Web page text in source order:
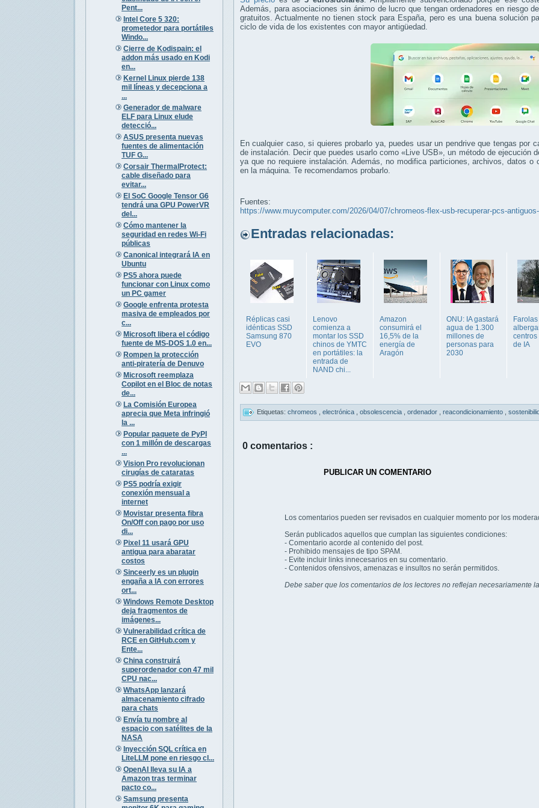
Pent...
Intel Core 5 320:
prometedor para portátiles
Windo...
Cierre de Kodispain: el
addon más usado en Kodi
en...
Kernel Linux pierde 138
mil líneas y decepciona a
...
Generador de malware
ELF para Linux elude
detecció...
ASUS presenta nuevas
fuentes de alimentación
TUF G...
Corsair ThermalProtect:
cable diseñado para
evitar...
El SoC Google Tensor G6
tendrá una GPU PowerVR
del...
Cómo mantener la
seguridad en redes Wi-Fi
públicas
Canonical integrará IA en
Ubuntu
PS5 ahora puede
funcionar con Linux como
un PC gamer
Google enfrenta protesta
masiva de empleados por
c...
Microsoft libera el código
fuente de MS-DOS 1.0 en...
Rompen la protección
anti-piratería de Denuvo
Microsoft reemplaza
Copilot en el Bloc de notas
de...
La Comisión Europea
aprecia que Meta infringió
la ...
Popular paquete de PyPI
con 1 millón de descargas
...
Vision Pro revolucionan
cirugías de cataratas
PS5 podría exigir
conexión mensual a
internet
Movistar presenta fibra
On/Off con pago por uso
di...
Pixel 11 usará GPU
antigua para abaratar
costos
Sinceerly es un plugin
engaña a IA con errores
ort...
Windows Remote Desktop
deja fragmentos de
imágenes...
Vulnerabilidad crítica de
RCE en GitHub.com y
Ente...
China construirá
superordenador con 47 mil
CPU nac...
WhatsApp lanzará
almacenamiento cifrado
para chats
Envía tu nombre al
espacio con satélites de la
NASA
Inyección SQL crítica en
LiteLLM pone en riesgo cl...
OpenAI lleva su IA a
Amazon tras terminar
pacto co...
Samsung presenta
Además, para asociaciones sin ánimo de lucro que tengan ordenadores en riesgo
gratuitos. Actualmente no tienen stock para España, pero es una buena solución
ciclo de vida de los existentes con mayor antigüedad.
En cualquier caso, si quieres probarlo ya, puedes usar un pendrive que tengas por
de instalación. Decir que puedes usarlo como «Live USB», un método de ejecución
ya que no requiere instalación. Además, no modifica particiones, archivos, datos o
en la máquina. Te recomendamos probarlo.
Fuentes:
https://www.muycomputer.com/2026/04/07/chromeos-flex-usb-recuperar-pcs-
Entradas relacionadas:
Réplicas casi
idénticas SSD
Samsung 870
EVO
Lenovo
comienza a
montar los SSD
chinos de YMTC
en portátiles: la
entrada de
NAND chi...
Amazon
consumirá el
16,5% de la
energía de
Aragón
ONU: IA gastará
agua de 1.300
millones de
personas para
2030
Farolas
centros
de IA
Etiquetas: chromeos electrónica obsolescencia ordenador reacondicionamiento
0 comentarios :
PUBLICAR UN COMENTARIO
Los comentarios pueden ser revisados en cualquier momento por los
Serán publicados aquellos que cumplan las siguientes condiciones:
- Comentario acorde al contenido del post.
- Prohibido mensajes de tipo SPAM.
- Evite incluir links innecesarios en su comentario.
- Contenidos ofensivos, amenazas e insultos no serán permitidos.
Debe saber que los comentarios de los lectores no reflejan necesariamente